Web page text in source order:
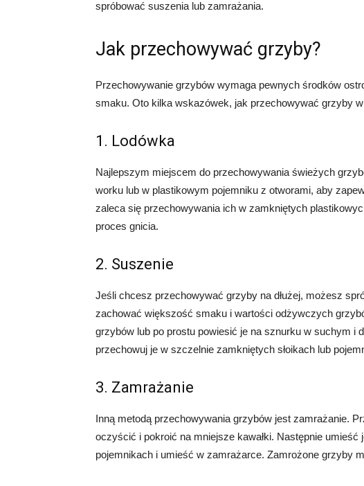
spróbować suszenia lub zamrażania.
Jak przechowywać grzyby?
Przechowywanie grzybów wymaga pewnych środków
smaku. Oto kilka wskazówek, jak przechowywać grzyby
1. Lodówka
Najlepszym miejscem do przechowywania świeżych
worku lub w plastikowym pojemniku z otworami, aby
zaleca się przechowywania ich w zamkniętych
proces gnicia.
2. Suszenie
Jeśli chcesz przechowywać grzyby na dłużej, możesz
zachować większość smaku i wartości odżywczych
grzybów lub po prostu powiesić je na sznurku w suchym i
przechowuj je w szczelnie zamkniętych słoikach lub
3. Zamrażanie
Inną metodą przechowywania grzybów jest zamrażanie.
oczyścić i pokroić na mniejsze kawałki. Następnie
pojemnikach i umieść w zamrażarce. Zamrożone grzyby